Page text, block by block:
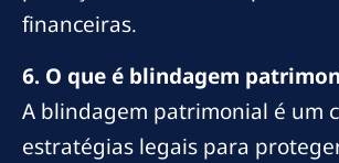
financeiras.
6. O que é blindagem
A blindagem patrimonial é um
estratégias legais para